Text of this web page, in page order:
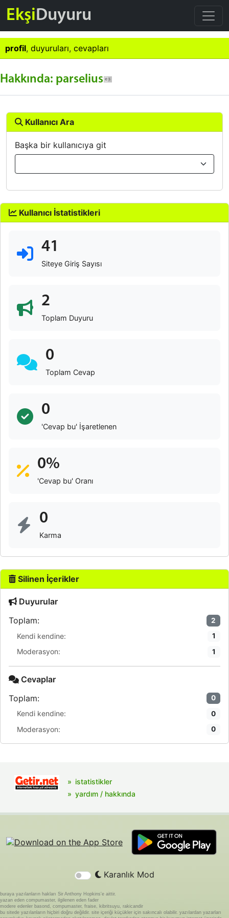
EkşiDuyuru
profil, duyuruları, cevapları
Hakkında: parselius
Kullanıcı Ara
Başka bir kullanıcıya git
Kullanıcı İstatistikleri
41
Siteye Giriş Sayısı
2
Toplam Duyuru
0
Toplam Cevap
0
'Cevap bu' İşaretlenen
0%
'Cevap bu' Oranı
0
Karma
Silinen İçerikler
Duyurular
Toplam:
2
Kendi kendine: 1
Moderasyon: 1
Cevaplar
Toplam:
0
Kendi kendine: 0
Moderasyon: 0
istatistikler
yardım / hakkında
Karanlık Mod
buraya yazılanların hakları Sir Anthony Hopkins'e aittir.
yazan eden compumaster, ilgilenen eden fader
modere edenler basond, compumaster, fraise, kibritsuyu, rakicandir
bu sitede yazılanların hiçbiri doğru değildir. site içeriği küçükler için sakıncalı olabilir. yazılardan yazarları